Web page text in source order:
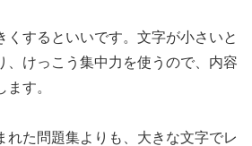
くするといいです。文字が小さいと
、けっこう集中力を使うので、内容
す。
れた問題集よりも、大きな文字でレ